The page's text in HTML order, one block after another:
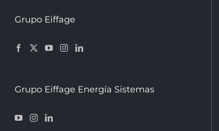
Grupo Eiffage
Grupo Eiffage Energía Sistemas